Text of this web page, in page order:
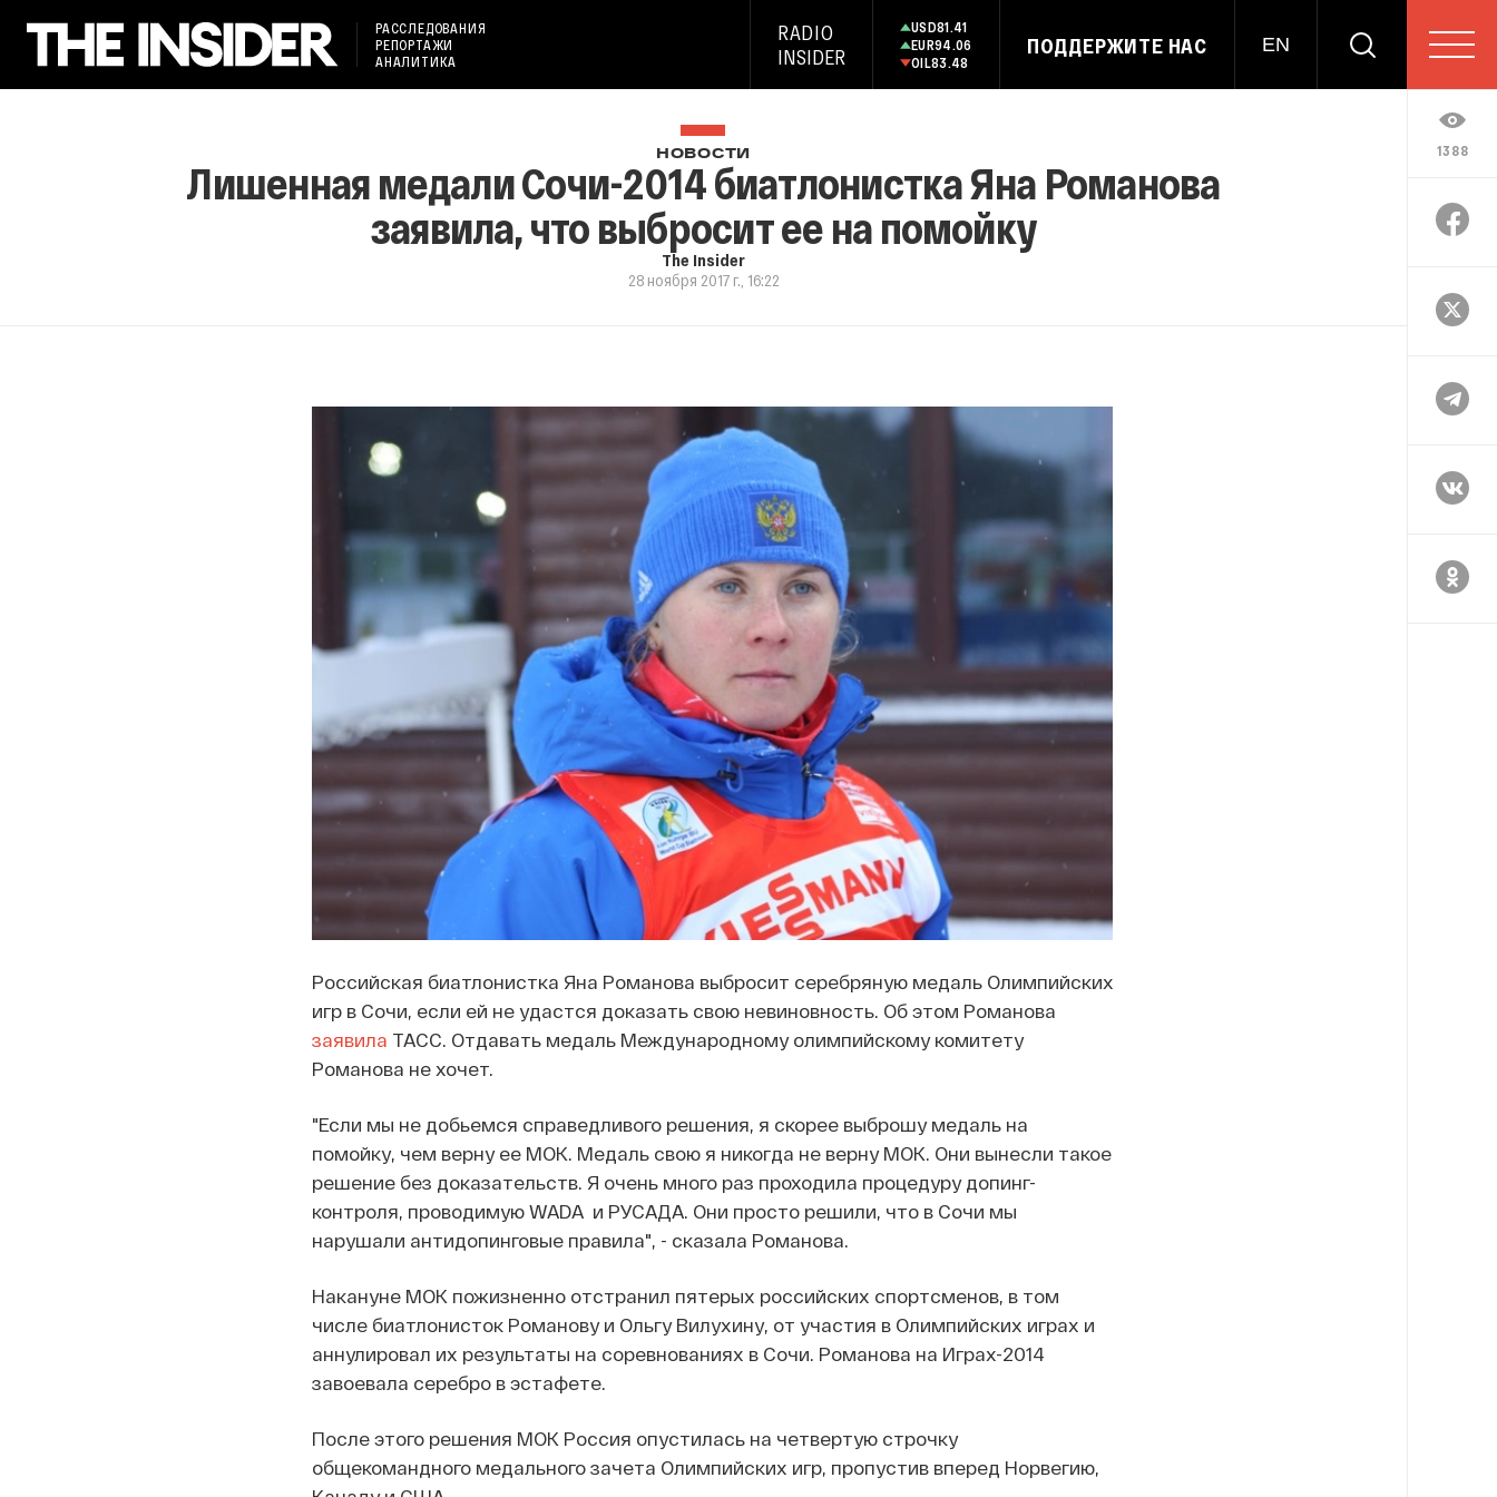
РАССЛЕДОВАНИЯ
РЕПОРТАЖИ
АНАЛИТИКА
RADIO
INSIDER
USD81.41
EUR94.06
OIL83.48
ПОДДЕРЖИТЕ НАС EN
1388
НОВОСТИ
Лишенная медали Сочи-2014 биатлонистка Яна Романова
заявила, что выбросит ее на помойку
The Insider
28 ноября 2017 г., 16:22
Российская биатлонистка Яна Романова выбросит серебряную медаль Олимпийских
игр в Сочи, если ей не удастся доказать свою невиновность. Об этом Романова
заявила ТАСС. Отдавать медаль Международному олимпийскому комитету
Романова не хочет.
"Если мы не добьемся справедливого решения, я скорее выброшу медаль на
помойку, чем верну ее МОК. Медаль свою я никогда не верну МОК. Они вынесли такое
решение без доказательств. Я очень много раз проходила процедуру допинг-
контроля, проводимую WADA и РУСАДА. Они просто решили, что в Сочи мы
нарушали антидопинговые правила", - сказала Романова.
Накануне МОК пожизненно отстранил пятерых российских спортсменов, в том
числе биатлонисток Романову и Ольгу Вилухину, от участия в Олимпийских играх и
аннулировал их результаты на соревнованиях в Сочи. Романова на Играх-2014
завоевала серебро в эстафете.
После этого решения МОК Россия опустилась на четвертую строчку
общекомандного медального зачета Олимпийских игр, пропустив вперед Норвегию,